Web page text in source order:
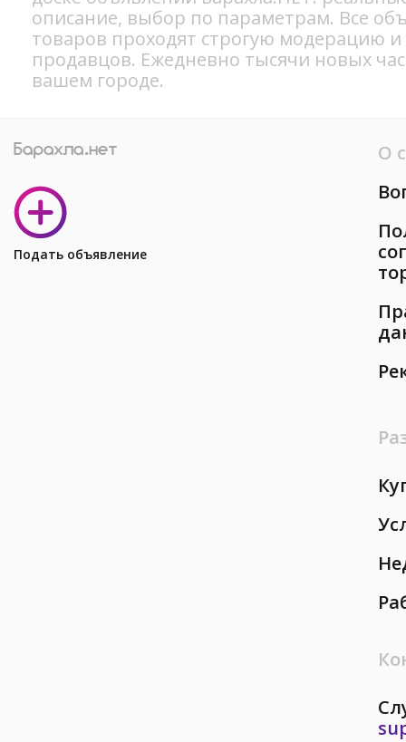
описание, выбор по параметрам. Все
товаров проходят строгую модерацию
продавцов. Ежедневно тысячи новых
вашем городе.
Подать объявление
О